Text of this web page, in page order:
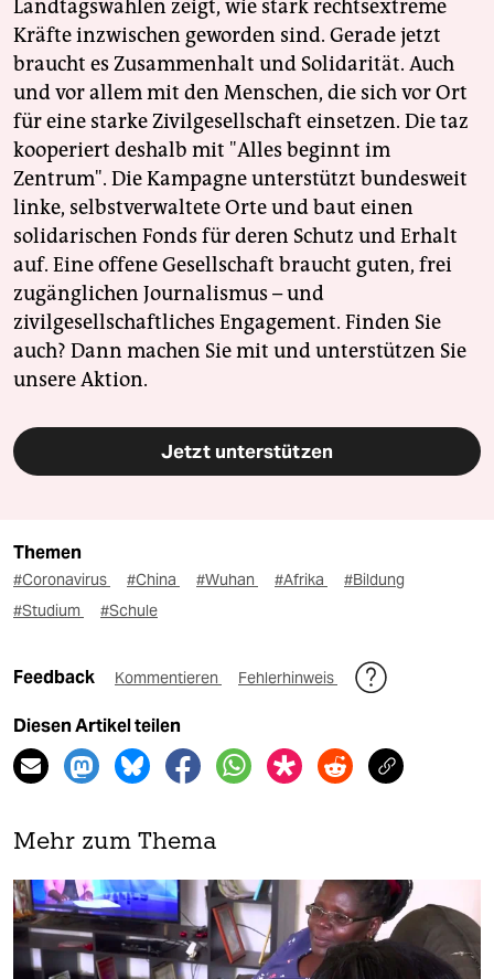
Landtagswahlen zeigt, wie stark rechtsextreme
Kräfte inzwischen geworden sind. Gerade jetzt
braucht es Zusammenhalt und Solidarität. Auch
und vor allem mit den Menschen, die sich vor Ort
für eine starke Zivilgesellschaft einsetzen. Die taz
kooperiert deshalb mit "Alles beginnt im
Zentrum". Die Kampagne unterstützt bundesweit
linke, selbstverwaltete Orte und baut einen
solidarischen Fonds für deren Schutz und Erhalt
auf. Eine offene Gesellschaft braucht guten, frei
zugänglichen Journalismus – und
zivilgesellschaftliches Engagement. Finden Sie
auch? Dann machen Sie mit und unterstützen Sie
unsere Aktion.
Jetzt unterstützen
Themen
#Coronavirus #China #Wuhan #Afrika
#Bildung
#Studium
#Schule
Feedback Kommentieren Fehlerhinweis
Diesen Artikel teilen
Mehr zum Thema